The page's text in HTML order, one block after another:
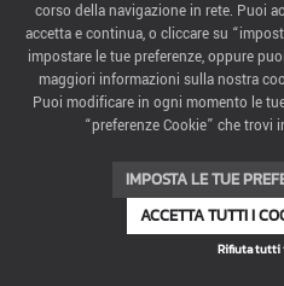
ITALIAN EXHIBITION
Via Emilia 155,
CF/PI 00139440408, Registro Imprese: Rimini P.I
corso della navigazione in rete. Puoi
accetta e continua, o cliccare su
impostare le tue preferenze, oppure
maggiori informazioni sulla nostra
Puoi modificare in ogni momento le
“preferenze Cookie” che trovi
IMPOSTA LE TUE
ACCETTA TUTTI I
Rifiuta tutti